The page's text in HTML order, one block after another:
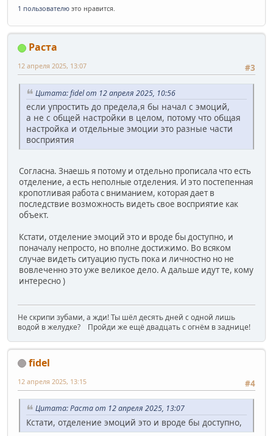
1 пользователю это нравится.
Раста
#3
12 апреля 2025, 13:07
Цитата: fidel от 12 апреля 2025, 10:56
если упростить до предела,я бы начал с эмоций,
а не с общей настройки в целом, потому что общая
настройка и отдельные эмоции это разные части
восприятия
Согласна. Знаешь я потому и отдельно прописала что есть
отделение, а есть неполные отделения. И это постепенная
кропотливая работа с вниманием, которая дает в
последствие возможность видеть свое восприятие как
объект.
Кстати, отделение эмоций это и вроде бы доступно, и
поначалу непросто, но вполне достижимо. Во всяком
случае видеть ситуацию пусть пока и личностно но не
вовлеченно это уже великое дело. А дальше идут те, кому
интересно )
Не скрипи зубами, а жди! Ты шёл десять дней с одной лишь
водой в желудке? Пройди же ещё двадцать с огнём в заднице!
fidel
#4
12 апреля 2025, 13:15
Цитата: Раста от 12 апреля 2025, 13:07
Кстати, отделение эмоций это и вроде бы доступно,